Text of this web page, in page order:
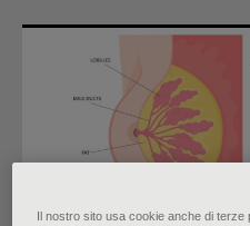
Il nostro sito usa cookie anche di